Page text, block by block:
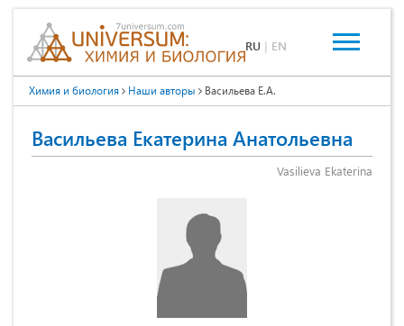
RU | EN
Химия и биология Наши авторы Васильева Е.А.
Васильева Екатерина Анатольевна
Vasilieva Ekaterina